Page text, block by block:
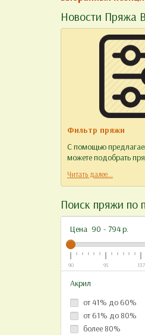
Новости Пряжа
Фильтр пряжи
С помощью
можете подобрать
Читать далее...
Поиск пряжи по
Цена 90 - 794р.
90 95 137
Акрил
от 41% до 60%
от 61% до 80%
более 80%